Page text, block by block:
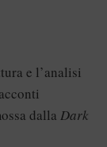
e l’analisi
dalla Dark